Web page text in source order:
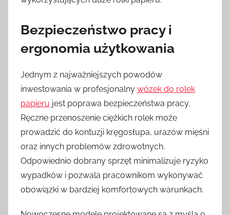
Bezpieczeństwo pracy i
ergonomia użytkowania
Jednym z najważniejszych powodów
inwestowania w profesjonalny wózek do rolek
papieru jest poprawa bezpieczeństwa pracy.
Ręczne przenoszenie ciężkich rolek może
prowadzić do kontuzji kręgosłupa, urazów mięśni
oraz innych problemów zdrowotnych.
Odpowiednio dobrany sprzęt minimalizuje ryzyko
wypadków i pozwala pracownikom wykonywać
obowiązki w bardziej komfortowych warunkach.